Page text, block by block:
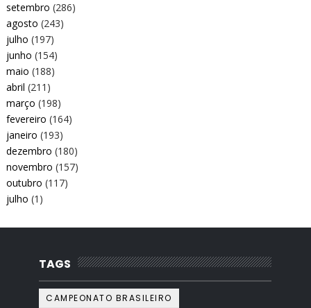
setembro (286)
agosto (243)
julho (197)
junho (154)
maio (188)
abril (211)
março (198)
fevereiro (164)
janeiro (193)
dezembro (180)
novembro (157)
outubro (117)
julho (1)
TAGS
CAMPEONATO BRASILEIRO